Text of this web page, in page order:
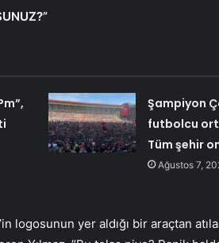
Şampiyon
futbolcu
Tüm şehir
Ağustos 7,
logosunun yer aldığı bir araçtan